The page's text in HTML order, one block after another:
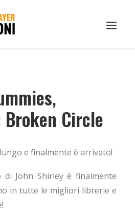
Broken Circle
e finalmente è arrivato!
di John Shirley è finalmente
in tutte le migliori librerie e